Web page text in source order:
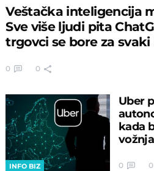
Veštačka inteligencija
Sve više ljudi pita
trgovci se bore za
0 0
INFO BIZ
Uber
kada
0 0